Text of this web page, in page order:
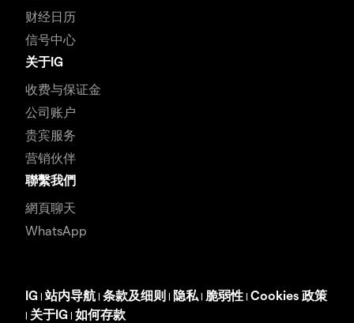
财经日历
信号中心
关于IG
收费与保证金
公司账户
贵宾服务
营销伙伴
聯繫我們
網頁聊天
WhatsApp
IG |站内导航 | 条款及细则 | 隐私 | 脆弱性 | Cookies 政策
| 关于IG | 如何存款